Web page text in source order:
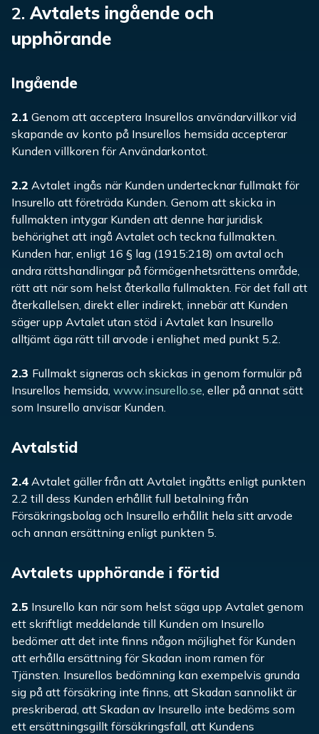
2. Avtalets ingående och
upphörande
Ingående
2.1 Genom att acceptera Insurellos användarvillkor vid
skapande av konto på Insurellos hemsida accepterar
Kunden villkoren för Användarkontot.
2.2 Avtalet ingås när Kunden undertecknar fullmakt för
Insurello att företräda Kunden. Genom att skicka in
fullmakten intygar Kunden att denne har juridisk
behörighet att ingå Avtalet och teckna fullmakten.
Kunden har, enligt 16 § lag (1915:218) om avtal och
andra rättshandlingar på förmögenhetsrättens område,
rätt att när som helst återkalla fullmakten. För det fall att
återkallelsen, direkt eller indirekt, innebär att Kunden
säger upp Avtalet utan stöd i Avtalet kan Insurello
alltjämt äga rätt till arvode i enlighet med punkt 5.2.
2.3 Fullmakt signeras och skickas in genom formulär på
Insurellos hemsida, www.insurello.se, eller på annat sätt
som Insurello anvisar Kunden.
Avtalstid
2.4 Avtalet gäller från att Avtalet ingåtts enligt punkten
2.2 till dess Kunden erhållit full betalning från
Försäkringsbolag och Insurello erhållit hela sitt arvode
och annan ersättning enligt punkten 5.
Avtalets upphörande i förtid
2.5 Insurello kan när som helst säga upp Avtalet genom
ett skriftligt meddelande till Kunden om Insurello
bedömer att det inte finns någon möjlighet för Kunden
att erhålla ersättning för Skadan inom ramen för
Tjänsten. Insurellos bedömning kan exempelvis grunda
sig på att försäkring inte finns, att Skadan sannolikt är
preskriberad, att Skadan av Insurello inte bedöms som
ett ersättningsgillt försäkringsfall, att Kundens